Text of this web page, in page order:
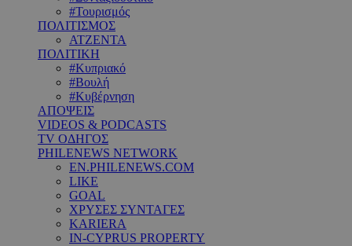
#Τουρισμός
ΠΟΛΙΤΙΣΜΟΣ
ΑΤΖΕΝΤΑ
ΠΟΛΙΤΙΚΗ
#Κυπριακό
#Βουλή
#Κυβέρνηση
ΑΠΟΨΕΙΣ
VIDEOS & PODCASTS
TV ΟΔΗΓΟΣ
PHILENEWS NETWORK
EN.PHILENEWS.COM
LIKE
GOAL
ΧΡΥΣΕΣ ΣΥΝΤΑΓΕΣ
KARIERA
IN-CYPRUS PROPERTY